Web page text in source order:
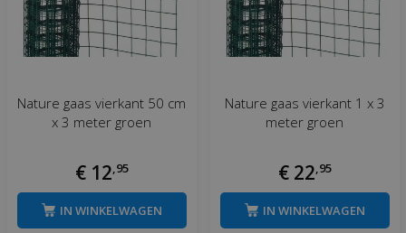
Nature gaas vierkant 50 cm
x 3 meter groen
€ 12 95
IN WINKELWAGEN
Nature gaas vierkant 1 x 3
meter groen
€ 22 95
IN WINKELWAGEN